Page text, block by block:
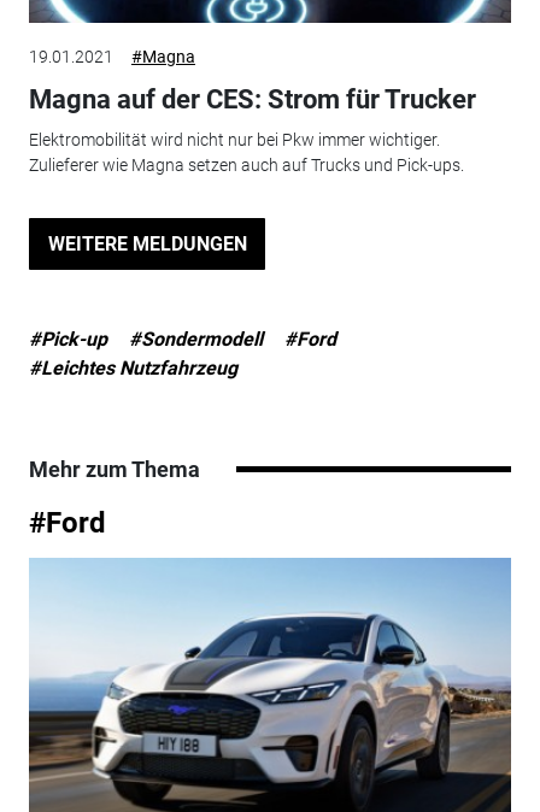
19.01.2021 #Magna
Magna auf der CES: Strom für Trucker
Elektromobilität wird nicht nur bei Pkw immer wichtiger.
Zulieferer wie Magna setzen auch auf Trucks und Pick-ups.
WEITERE MELDUNGEN
#Pick-up #Sondermodell
#Ford
#Leichtes Nutzfahrzeug
Mehr zum Thema
#Ford